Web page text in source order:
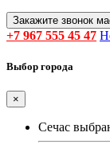
Закажите звонок
+7 967 555 45 47
Выбор города
×
Сечас